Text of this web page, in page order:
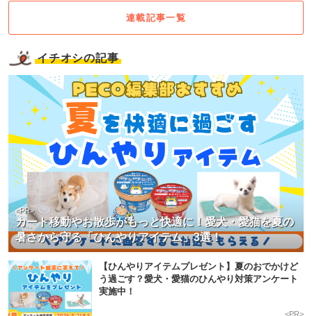
連載記事一覧
イチオシの記事
カート移動やお散歩がもっと快適に！愛犬・愛猫を夏の
暑さから守る「ひんやりアイテム」3選！
<PR>
【ひんやりアイテムプレゼント】夏のおでかけど
う過ごす？愛犬・愛猫のひんやり対策アンケート
実施中！
<PR>